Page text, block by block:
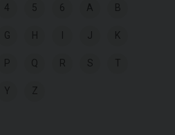
4 5 6 A B
G H J K
P Q R S T
Y Z